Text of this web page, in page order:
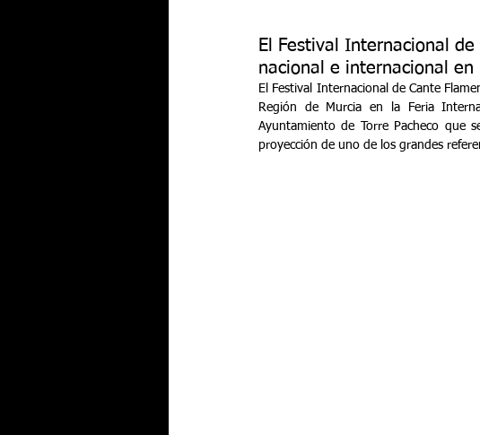
El Festival Internacional
nacional e internacional en
El Festival Internacional de Cante
Región de Murcia en la Feria
Ayuntamiento de Torre Pacheco que
proyección de uno de los grandes